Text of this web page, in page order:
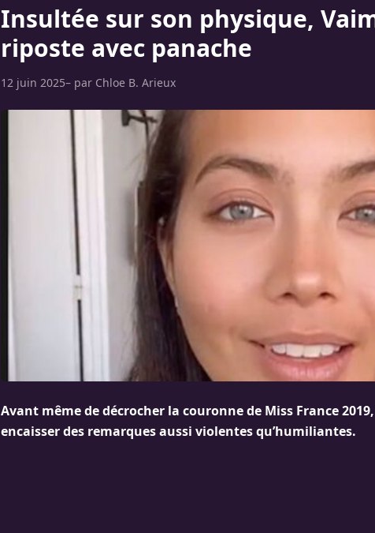
Insultée sur son physique,
riposte avec panache
12 juin 2025– par Chloe B. Arieux
Avant même de décrocher la couronne de Miss France
encaisser des remarques aussi violentes qu’humiliantes.